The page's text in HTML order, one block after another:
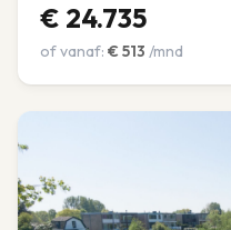
€ 24.735
of vanaf: € 513 /mnd